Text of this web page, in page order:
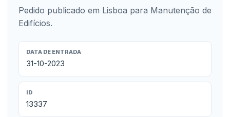
Pedido publicado em Lisboa para Manutenção de
Edifícios.
DATA DE ENTRADA
31-10-2023
ID
13337